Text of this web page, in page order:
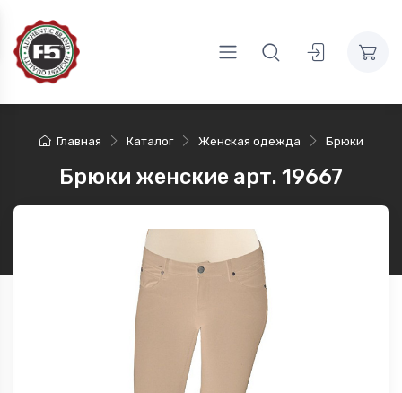
Главная Каталог Женская одежда Брюки
Брюки женские арт. 19667